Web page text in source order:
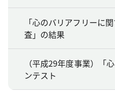
「心のバリアフリーに
査」の結果
（平成29年度事業）「
ンテスト